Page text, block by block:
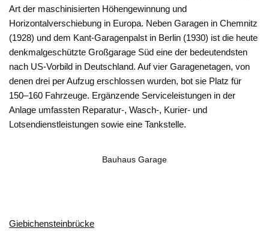
Art der maschinisierten Höhengewinnung und
Horizontalverschiebung in Europa. Neben Garagen in Chemnitz
(1928) und dem Kant-Garagenpalst in Berlin (1930) ist die heute
denkmalgeschützte Großgarage Süd eine der bedeutendsten
nach US-Vorbild in Deutschland. Auf vier Garagenetagen, von
denen drei per Aufzug erschlossen wurden, bot sie Platz für
150–160 Fahrzeuge. Ergänzende Serviceleistungen in der
Anlage umfassten Reparatur-, Wasch-, Kurier- und
Lotsendienstleistungen sowie eine Tankstelle.
Bauhaus Garage
Giebichensteinbrücke